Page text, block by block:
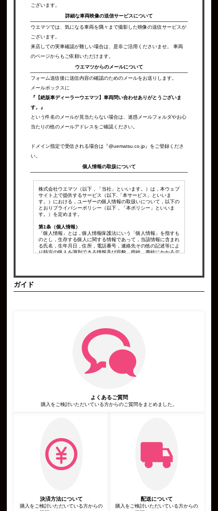
ございます。
詳細な車両映像の送信サービスについて
ウエマツでは、気になる車両を隅々まで撮影した映像の送信サービスが
ございます。
来店しての実車確認が難しい場合は、是非ご活用くださいませ。 車両
のページからもご依頼いただけます。
ウエマツからのメールについて
フォーム送信後に送信内容の確認のためのメールをお送りします。
メールボックスに
『【絶版車ディーラーウエマツ】車両問い合わせありがとうございま
す。』
という件名のメールが見当たらない場合は、迷惑メールフォルダやお心
当たりの他のメールアドレスをご確認ください。
ドメイン指定で受信される場合は『@uematsu.co.jp』をご登録くださ
い。
個人情報の取扱について
株式会社ウエマツ（以下，「当社」といいます。）は，本ウェブ
サイト上で提供するサービス（以下,「本サービス」といいま
す。）における，ユーザーの個人情報の取扱いについて，以下の
とおりプライバシーポリシー（以下，「本ポリシー」といいま
す。）を定めます。
第1条（個人情報）
「個人情報」とは，個人情報保護法にいう「個人情報」を指すも
のとし，生存する個人に関する情報であって，当該情報に含まれ
る氏名，生年月日，住所，電話番号，連絡先その他の記述等によ
り特定の個人を識別できる情報及び容貌，指紋，声紋にかかるデ
第2条（個人情報の収集方法）
第3条（個人情報を収集・利用する目的）
当社が個人情報を収集・利用する目的は，以下のとおりです。
当社サービスの提供・運営のため
ユーザーからのお問い合わせに回答するため（本人確認を行うこ
ユーザーが利用中のサービスの新機能，更新情報，キャンペーン
等及び当社が提供する他のサービスの案内のメールを送付するた
広告，宣伝，マーケティングへの活用のため
利用規約に違反したユーザーや，不正・不当な目的でサービスを
第4条（利用目的の変更）
当社は，利用目的が変更前と関連性を有すると合理的に認められ
る場合に限り，個人情報の利用目的を変更するものとします。
利用目的の変更を行った場合には，変更後の目的について，当社
当社は，次に掲げる場合を除いて，あらかじめユーザーの同意を
得ることなく，第三者に個人情報を提供することはありません。
ガイド
よくあるご質問
購入をご検討いただいている方からのご質問をまとめました。
決済方法について
購入をご検討いただいている方からの
配送について
購入をご検討いただいている方からの